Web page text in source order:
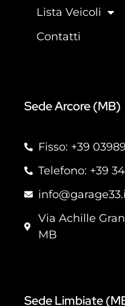
Lista Veicoli
Contatti
Sede Arcore (MB)
Fisso: +39
Telefono: +39
Via Achille
MB
Sede Limbiate